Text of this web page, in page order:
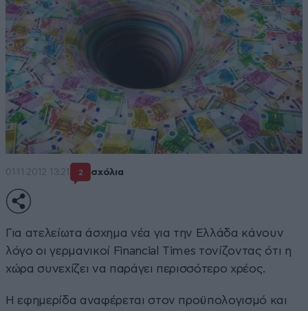
01·11·2012 13:21 2 σχόλια
Για ατελείωτα άσχημα νέα για την Ελλάδα κάνουν
λόγο οι γερμανικοί Financial Times τονίζοντας ότι η
χώρα συνεχίζει να παράγει περισσότερο χρέος.
Η εφημερίδα αναφέρεται στον προϋπολογισμό και